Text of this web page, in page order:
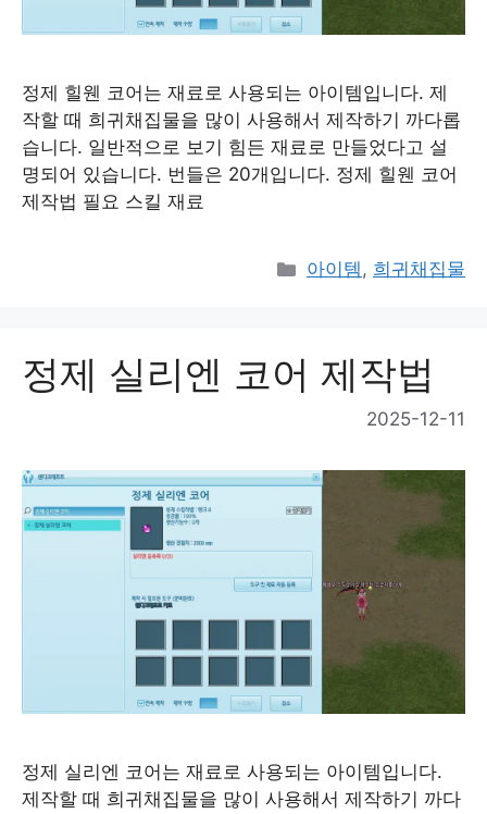
정제 힐웬 코어는 재료로 사용되는 아이템입니다. 제
작할 때 희귀채집물을 많이 사용해서 제작하기 까다롭
습니다. 일반적으로 보기 힘든 재료로 만들었다고 설
명되어 있습니다. 번들은 20개입니다. 정제 힐웬 코어
제작법 필요 스킬 재료
Categories
아이템, 희귀채집물
정제 실리엔 코어 제작법
2025-12-11
정제 실리엔 코어는 재료로 사용되는 아이템입니다.
제작할 때 희귀채집물을 많이 사용해서 제작하기 까다